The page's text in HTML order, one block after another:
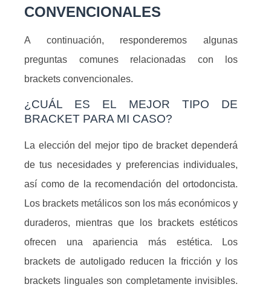
CONVENCIONALES
A continuación, responderemos algunas
preguntas comunes relacionadas con los
brackets convencionales.
¿CUÁL ES EL MEJOR TIPO DE
BRACKET PARA MI CASO?
La elección del mejor tipo de bracket dependerá
de tus necesidades y preferencias individuales,
así como de la recomendación del ortodoncista.
Los brackets metálicos son los más económicos y
duraderos, mientras que los brackets estéticos
ofrecen una apariencia más estética. Los
brackets de autoligado reducen la fricción y los
brackets linguales son completamente invisibles.